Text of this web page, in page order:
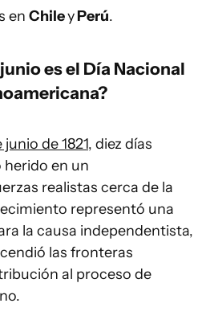
en ChileyPerú.
es el Día Nacional
junio de 1821, diez días
herido en un
realistas cerca de la
representó una
la causa independentista,
las fronteras
al proceso de